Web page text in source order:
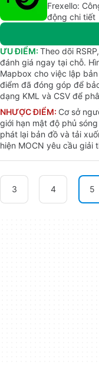
Frexello:
động chi tiết
ƯU ĐIỂM: Theo dõi
đánh giá ngay tại chỗ.
Mapbox cho việc lập
điểm đã đóng góp để
dạng KML và CSV để
NHƯỢC ĐIỂM: Cơ sở
giới hạn mật độ phủ
phát lại bản đồ và tải
hiện MOCN yêu cầu giải
3 4 5